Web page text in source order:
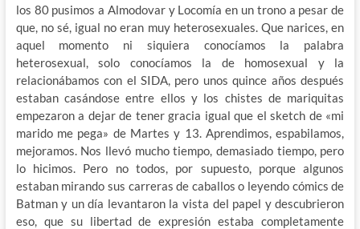
los 80 pusimos a Almodovar y Locomía en un trono a pesar de
que, no sé, igual no eran muy heterosexuales. Que narices, en
aquel momento ni siquiera conocíamos la palabra
heterosexual, solo conocíamos la de homosexual y la
relacionábamos con el SIDA, pero unos quince años después
estaban casándose entre ellos y los chistes de mariquitas
empezaron a dejar de tener gracia igual que el sketch de «mi
marido me pega» de Martes y 13. Aprendimos, espabilamos,
mejoramos. Nos llevó mucho tiempo, demasiado tiempo, pero
lo hicimos. Pero no todos, por supuesto, porque algunos
estaban mirando sus carreras de caballos o leyendo cómics de
Batman y un día levantaron la vista del papel y descubrieron
eso, que su libertad de expresión estaba completamente